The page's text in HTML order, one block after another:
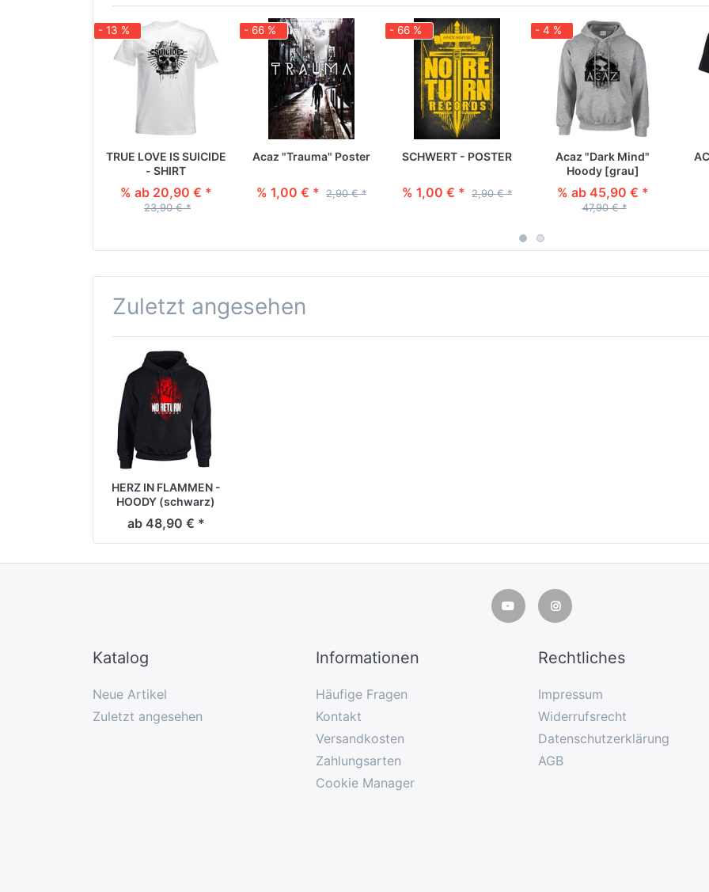
- 13 %
TRUE LOVE IS SUICIDE
- SHIRT
% ab 20,90 € *
23,90 € *
- 66 %
Acaz "Trauma" Poster
% 1,00 € * 2,90 € *
- 66 %
SCHWERT - POSTER
% 1,00 € * 2,90 € *
- 4 %
Acaz "Dark Mind"
Hoody [grau]
% ab 45,90 € *
47,90 € *
Zuletzt angesehen
HERZ IN FLAMMEN -
HOODY (schwarz)
ab 48,90 € *
Katalog
Neue Artikel
Zuletzt angesehen
Informationen
Häufige Fragen
Kontakt
Versandkosten
Zahlungsarten
Cookie Manager
Rechtliches
Impressum
Widerrufsrecht
Datenschutzerklärung
AGB